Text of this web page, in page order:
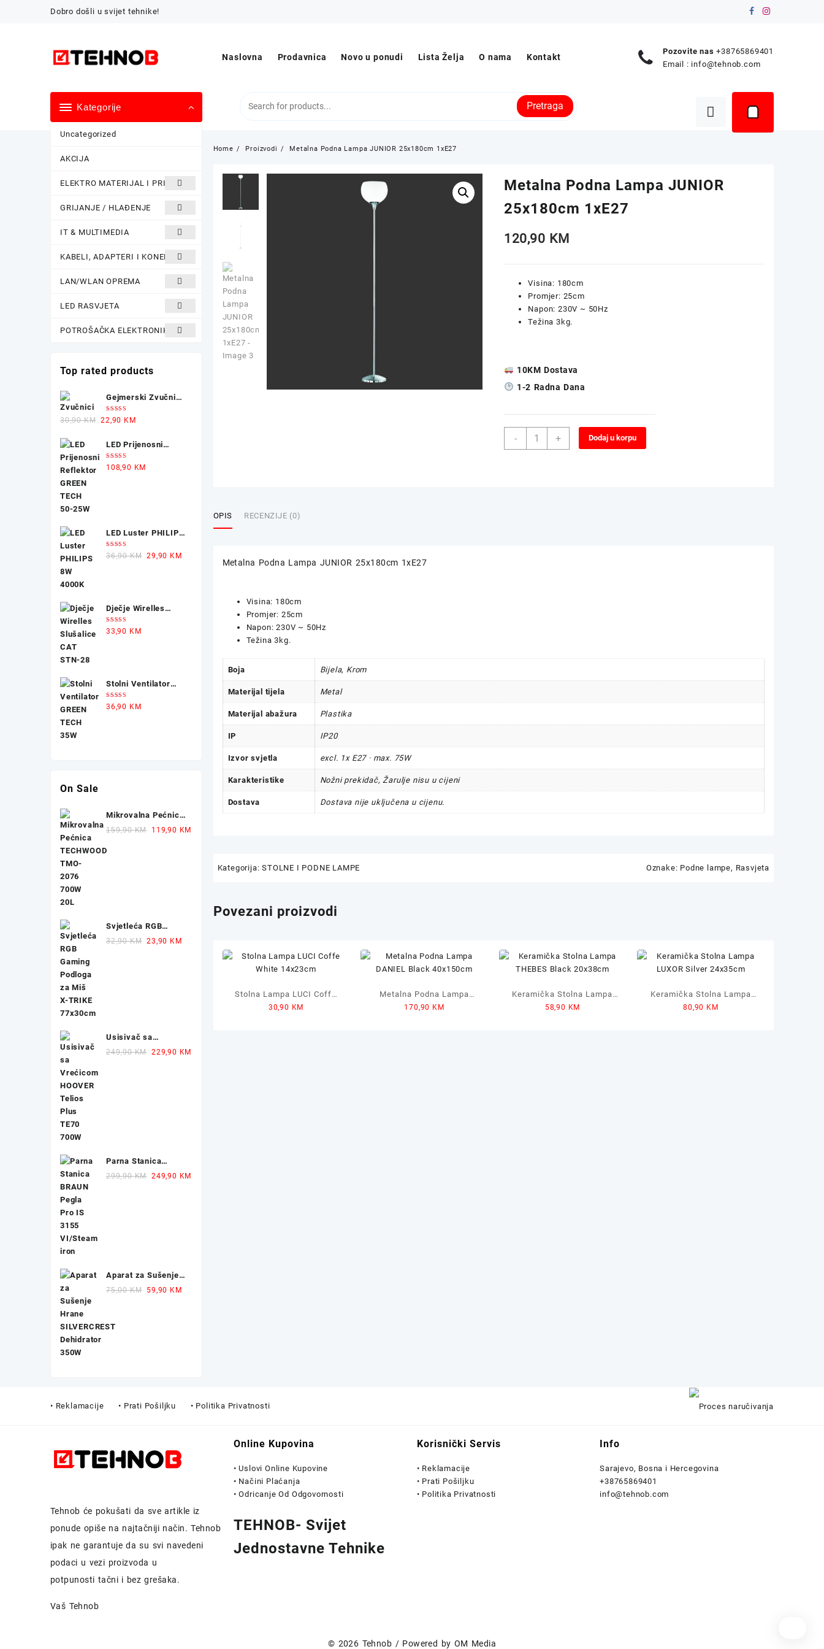
Dobro došli u svijet tehnike!
Naslovna Prodavnica Novo u ponudi Lista Želja O nama Kontakt
Pozovite nas +38765869401
Email : info@tehnob.com
Kategorije
Uncategorized
AKCIJA
ELEKTRO MATERIJAL I PRIBOR
GRIJANJE / HLAĐENJE
IT & MULTIMEDIA
KABELI, ADAPTERI I KONEKTORI
LAN/WLAN OPREMA
LED RASVJETA
POTROŠAČKA ELEKTRONIKA
Pretraga
Home Proizvodi Metalna Podna Lampa JUNIOR 25x180cm 1xE27
Metalna Podna Lampa JUNIOR
25x180cm 1xE27
120,90 KM
Visina: 180cm
Promjer: 25cm
Napon: 230V ~ 50Hz
Težina 3kg.
10KM Dostava
1-2 Radna Dana
-
Metalna + Dodaj u korpu
OPIS RECENZIJE (0)
Metalna Podna Lampa JUNIOR 25x180cm 1xE27
Visina: 180cm
Promjer: 25cm
Napon: 230V ~ 50Hz
Težina 3kg.
Boja Bijela, Krom
Materijal tijela Metal
Materijal abažura Plastika
IP IP20
Izvor svjetla excl. 1x E27 · max. 75W
Karakteristike Nožni prekidač, Žarulje nisu u cijeni
Dostava Dostava nije uključena u cijenu.
Kategorija:STOLNE I PODNE LAMPE Oznake: Podne lampe, Rasvjeta
Povezani proizvodi
Stolna Lampa LUCI Coffe
White 14x23cm
30,90 KM
Metalna Podna Lampa
DANIEL Black 40x150cm
170,90 KM
Keramička Stolna Lampa
THEBES Black 20x38cm
58,90 KM
Keramička Stolna Lampa
LUXOR Silver 24x35cm
80,90 KM
Top rated products
Gejmerski Zvučnici
sa Osvjetljenjem X-
TRIKE
Ocjenjeno
5.00
od 5
30,90KM Original
was:
30,90 KM.
22,90 KMCurrent
is:
LED Prijenosni
Reflektor GREEN
TECH 50-25W
Ocjenjeno
5.00od 5
108,90 KM
LED Luster PHILIPS
8W 4000K
Ocjenjeno
5.00od 5
36,90KM Original
29,90 KMCurrent
Dječje Wirelles
Slušalice CAT STN-
28
Ocjenjeno
5.00od 5
33,90 KM
Stolni Ventilator
GREEN TECH 35W
Ocjenjeno
5.00od 5
36,90 KM
On Sale
Mikrovalna Pećnica
TECHWOOD TMO-
159,90KM
Original
119,90 KM
119,90 KM.
Svjetleća RGB
Gaming Podloga za
32,90KM Original
23,90 KMCurrent
Usisivač sa
Vrećicom HOOVER
249,90KM Original
229,90 KM
Parna Stanica
BRAUN Pegla IS
299,90KM Original
249,90 KM
Aparat za Sušenje
Hrane
75,00KM
Original
59,90 KMCurrent
• Reklamacije • Prati Pošiljku • Politika Privatnosti
Tehnob će pokušati da sve artikle iz
ponude opiše na najtačniji način.Tehnob
ipak ne garantuje da su svi navedeni
podaci u vezi proizvoda u
potpunosti tačni i bez grešaka.
Vaš Tehnob
Online Kupovina
• Uslovi Online Kupovine
• Načini Plaćanja
• Odricanje Od Odgovornosti
TEHNOB- Svijet
Jednostavne Tehnike
Korisnički Servis
• Reklamacije
• Prati Pošiljku
• Politika Privatnosti
Info
Sarajevo, Bosna i Hercegovina
+38765869401
info@tehnob.com
© 2026 Tehnob / Powered by OM Media